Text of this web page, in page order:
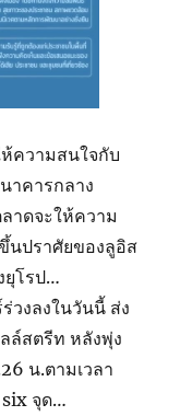
ความสนใจกับ
าคารกลาง
าดจะให้ความ
นปราศัยของลูอิส
ยุโรป…
วงลงในวันนี้ ส่ง
สตรีท หลังพุ่ง
น.ตามเวลา
six จุด…